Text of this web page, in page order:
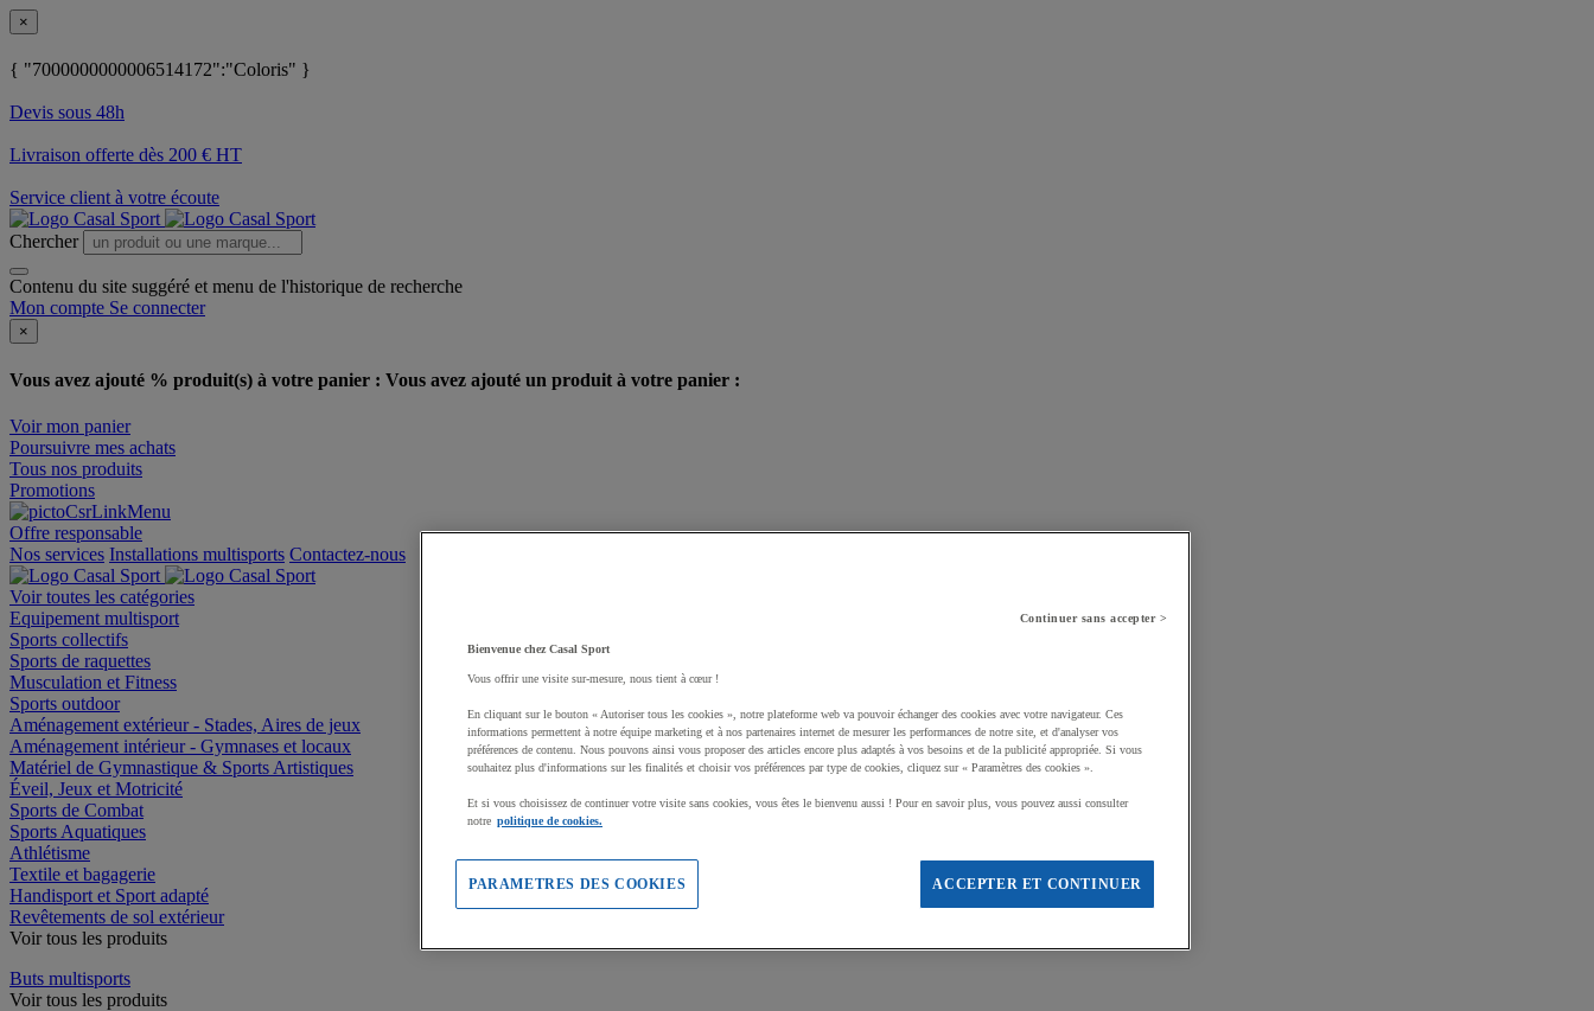
×
{ "7000000000006514172":"Coloris" }
Devis sous 48h
Livraison offerte dès 200 € HT
Service client à votre écoute
Chercher
Contenu du site suggéré et menu de l'historique de recherche
Mon compte Se connecter
×
Vous avez ajouté % produit(s) à votre panier : Vous avez ajouté un produit à votre panier :
Voir mon panier
Poursuivre mes achats
Tous nos produits
Promotions
Offre responsable
Nos services Installations multisports Contactez-nous
Voir toutes les catégories
Equipement multisport
Sports collectifs
Sports de raquettes
Musculation et Fitness
Sports outdoor
Aménagement extérieur - Stades, Aires de jeux
Aménagement intérieur - Gymnases et locaux
Matériel de Gymnastique & Sports Artistiques
Éveil, Jeux et Motricité
Sports de Combat
Sports Aquatiques
Athlétisme
Textile et bagagerie
Handisport et Sport adapté
Revêtements de sol extérieur
Voir tous les produits
Buts multisports
Voir tous les produits
Continuer sans accepter >
Bienvenue chez Casal Sport
Vous offrir une visite sur-mesure, nous tient à cœur !
En cliquant sur le bouton « Autoriser tous les cookies », notre plateforme web va pouvoir échanger des cookies avec votre navigateur. Ces
informations permettent à notre équipe marketing et à nos partenaires internet de mesurer les performances de notre site, et d'analyser vos
préférences de contenu. Nous pouvons ainsi vous proposer des articles encore plus adaptés à vos besoins et de la publicité appropriée. Si vous
souhaitez plus d'informations sur les finalités et choisir vos préférences par type de cookies, cliquez sur « Paramètres des cookies ».
Et si vous choisissez de continuer votre visite sans cookies, vous êtes le bienvenu aussi ! Pour en savoir plus, vous pouvez aussi consulter
notre politique de cookies.
ACCEPTER ET CONTINUER
PARAMETRES DES COOKIES